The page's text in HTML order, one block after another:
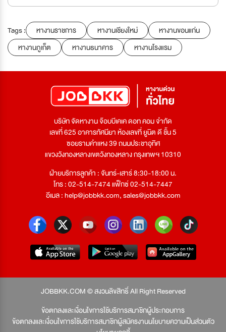
Tags : หางานราชการ หางานเชียงใหม่
หางานขอนแก่น
หางานภูเก็ต
หางานธนาคาร หางานโรงแรม
บริษัท จัดหางาน จ๊อบบีเคเค ดอท คอม จำกัด
เลขที่ 625 อาคารทัศนียา ห้องเลขที่ ยูนิต ดี ชั้น 5
ซอยรามคำแหง 39 ถนนประชาอุทิศ
แขวงวังทองหลางเขตวังทองหลาง กรุงเทพฯ 10310
ฝ่ายบริการลูกค้า : จันทร์-เสาร์ 8:30-18:00 น.
โทร : 02-514-7474 แฟ็กซ์ 02-514-7447
อีเมล :help@jobbkk.com,sales@jobbkk.com
JOBBKK.COM © สงวนลิขสิทธิ์ All Right Reserved
ข้อตกลงและเงื่อนไขการใช้บริการสมาชิกผู้ประกอบการ
ข้อตกลงและเงื่อนไขการใช้บริการสมาชิกผู้สมัครงานนโยบายความเป็นส่วนตัว